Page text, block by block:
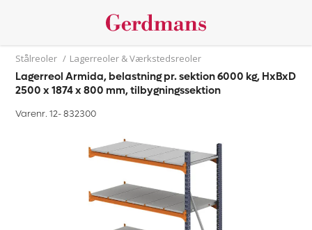
Stålreoler / Lagerreoler & Værkstedsreoler
Lagerreol Armida, belastning pr. sektion 6000 kg, HxBxD
2500 x 1874 x 800 mm, tilbygningssektion
Varenr. 12-832300